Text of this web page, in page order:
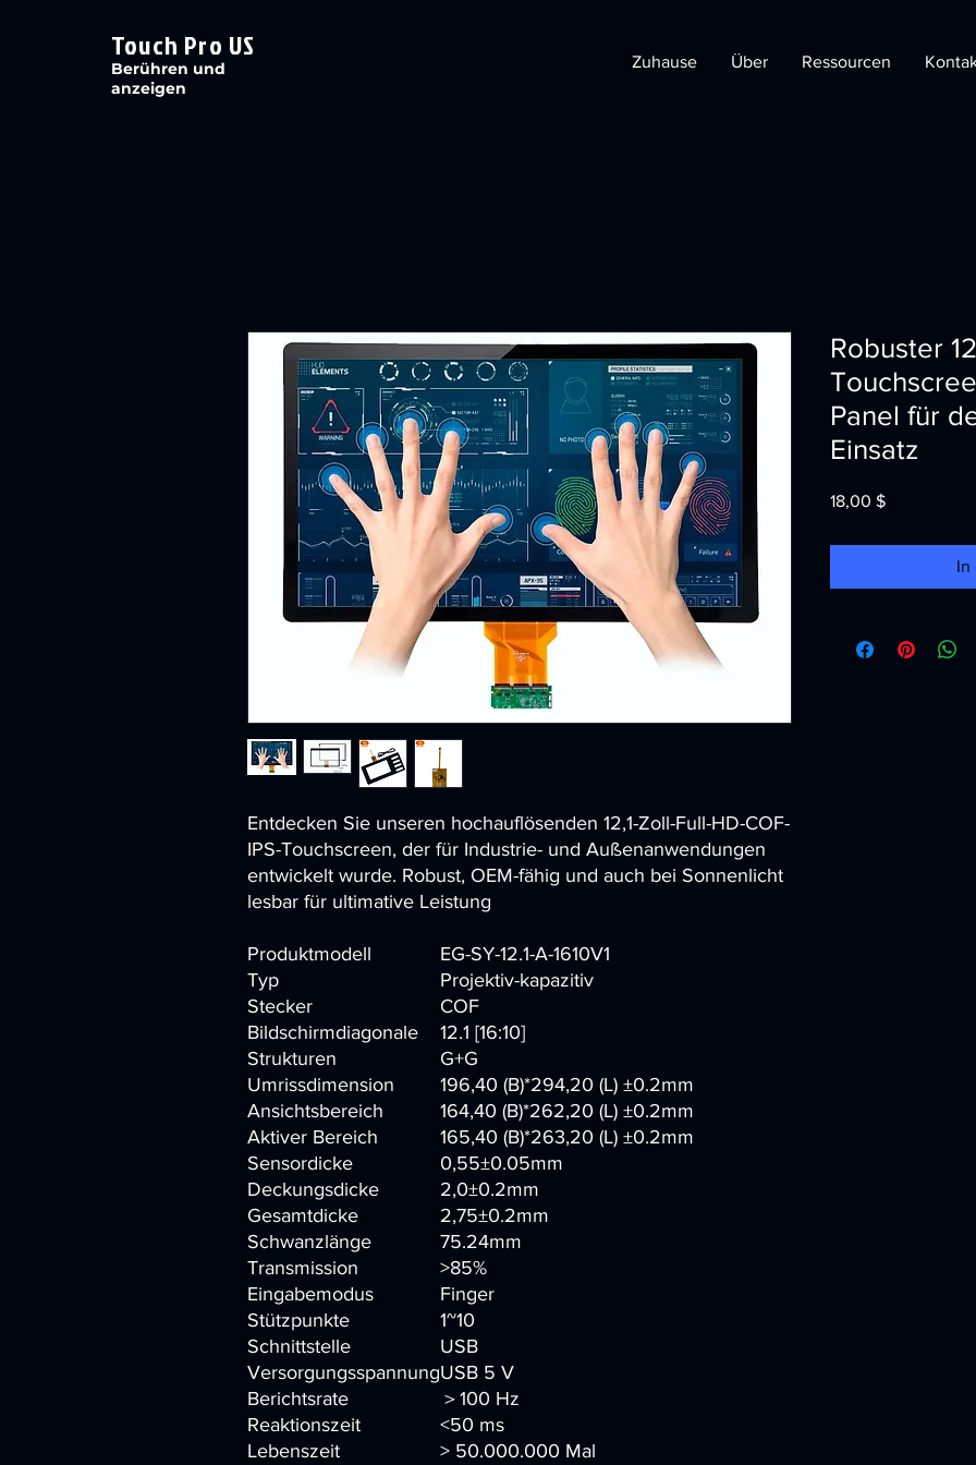
Touch Pro US
Berühren und
anzeigen
Zuhause Über Ressourcen
Entdecken Sie unseren hochauflösenden 12,1-Zoll-Full-HD-COF-
IPS-Touchscreen, der für Industrie- und Außenanwendungen
entwickelt wurde. Robust, OEM-fähig und auch bei Sonnenlicht
lesbar für ultimative Leistung
Produktmodell
EG-SY-12.1-A-1610V1
Typ
Projektiv-kapazitiv
Stecker
COF
Bildschirmdiagonale
12.1 [16:10]
Strukturen
G+G
Umrissdimension
196,40 (B)*294,20 (L) ±0.2mm
Ansichtsbereich
164,40 (B)*262,20 (L) ±0.2mm
Aktiver Bereich
165,40 (B)*263,20 (L) ±0.2mm
Sensordicke
0,55±0.05mm
Deckungsdicke
2,0±0.2mm
Gesamtdicke
2,75±0.2mm
Schwanzlänge
75.24mm
Transmission
>85%
Eingabemodus
Finger
Stützpunkte
1~10
Schnittstelle
USB
VersorgungsspannungUSB 5 V
Berichtsrate
＞100 Hz
Reaktionszeit
<50 ms
Lebenszeit
> 50.000.000 Mal
Robuster
Panel für
Einsatz
18,00 $Preis
In